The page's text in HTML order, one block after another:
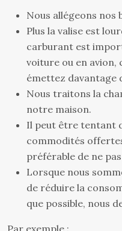
Nous allégeons nos
Plus la valise est
carburant est
voiture ou en avion,
émettez davantage
Nous traitons la
notre maison.
Il peut être tentant
commodités
préférable de ne
Lorsque nous
de réduire la
que possible, nous
Par exemple :